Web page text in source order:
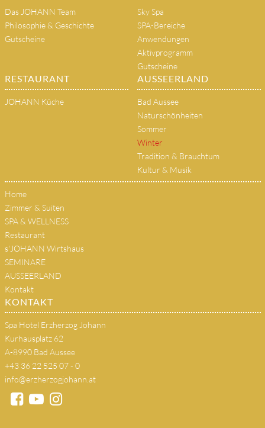
Das JOHANN Team
Philosophie & Geschichte
Gutscheine
Sky Spa
SPA-Bereiche
Anwendungen
Aktivprogramm
Gutscheine
RESTAURANT
JOHANN Küche
AUSSEERLAND
Bad Aussee
Naturschönheiten
Sommer
Winter
Tradition & Brauchtum
Kultur & Musik
Home
Zimmer & Suiten
SPA & WELLNESS
Restaurant
s'JOHANN Wirtshaus
SEMINARE
AUSSEERLAND
Kontakt
KONTAKT
Spa Hotel Erzherzog Johann
Kurhausplatz 62
A-8990 Bad Aussee
+43 36 22 525 07 - 0
info@erzherzogjohann.at